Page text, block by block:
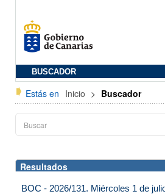
BUSCADOR
Estás en Inicio > Buscador
Resultados
BOC - 2026/131. Miércoles 1 de